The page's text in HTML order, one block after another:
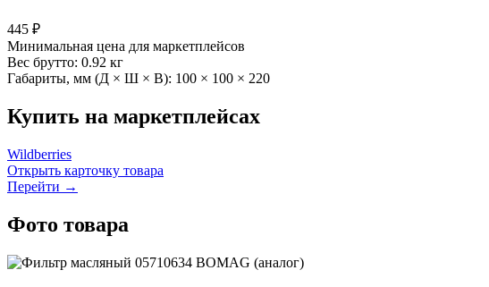
445 ₽
Минимальная цена для маркетплейсов
Вес брутто: 0.92 кг
Габариты, мм (Д × Ш × В): 100 × 100 × 220
Купить на маркетплейсах
Wildberries
Открыть карточку товара
Перейти →
Фото товара